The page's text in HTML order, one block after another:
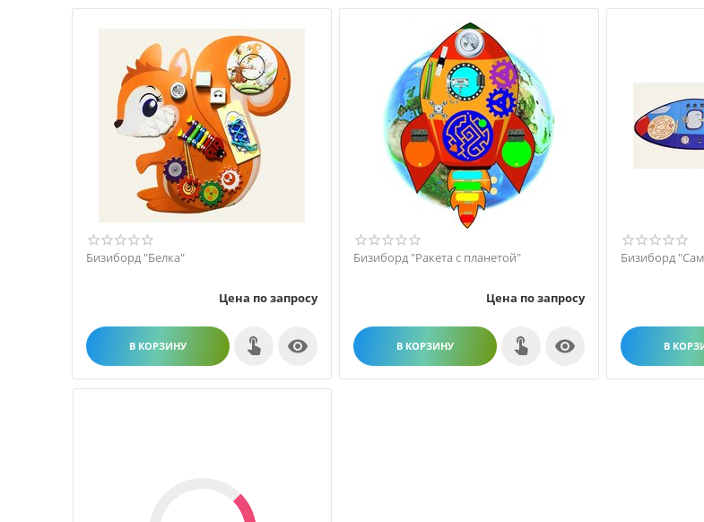
Бизиборд "Белка"
Цена по запросу
В КОРЗИНУ 
Бизиборд "Ракета с планетой"
Цена по запросу
В КОРЗИНУ 
Бизиборд
В